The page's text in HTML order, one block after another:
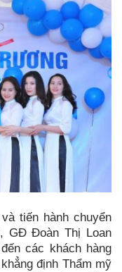
tiến hành chuyển
GĐ Đoàn Thị Loan
các khách hàng
định Thẩm mỹ